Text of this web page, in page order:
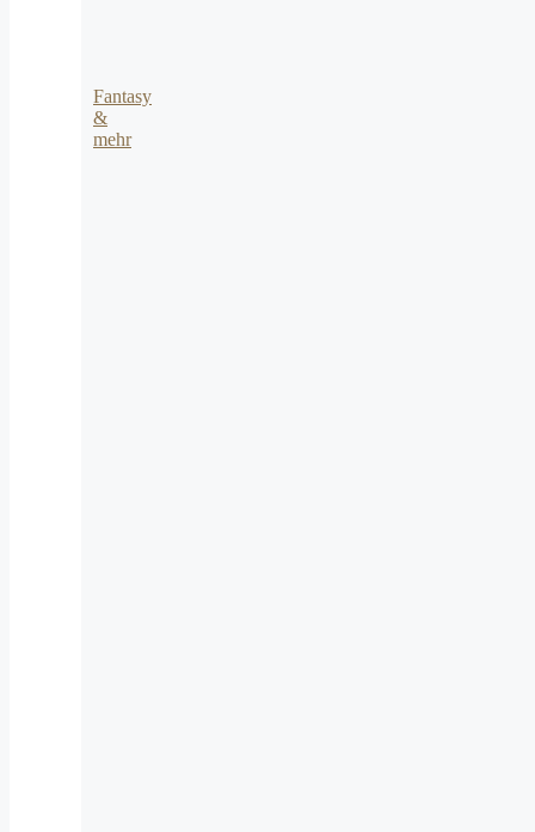
Fantasy
&
mehr